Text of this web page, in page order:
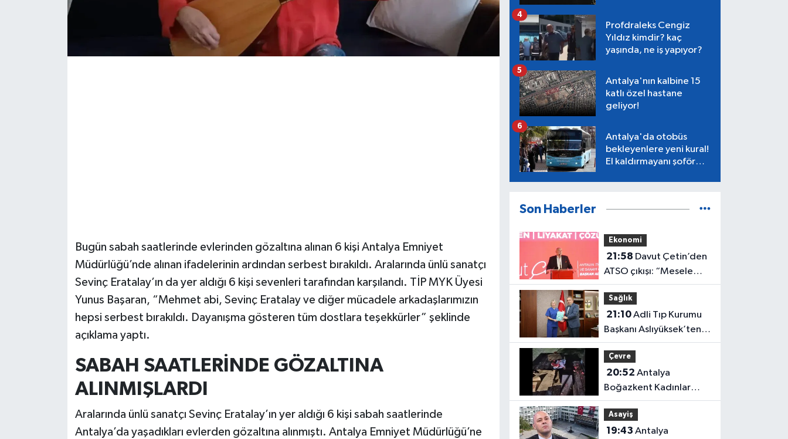
Bugün sabah saatlerinde evlerinden gözaltına alınan 6 kişi Antalya Emniyet
Müdürlüğü’nde alınan ifadelerinin ardından serbest bırakıldı. Aralarında ünlü sanatçı
Sevinç Eratalay’ın da yer aldığı 6 kişi sevenleri tarafından karşılandı. TİP MYK Üyesi
Yunus Başaran, “Mehmet abi, Sevinç Eratalay ve diğer mücadele arkadaşlarımızın
hepsi serbest bırakıldı. Dayanışma gösteren tüm dostlara teşekkürler” şeklinde
açıklama yaptı.
SABAH SAATLERİNDE GÖZALTINA
ALINMIŞLARDI
Aralarında ünlü sanatçı Sevinç Eratalay’ın yer aldığı 6 kişi sabah saatlerinde
Antalya’da yaşadıkları evlerden gözaltına alınmıştı. Antalya Emniyet Müdürlüğü’ne
Profdraleks Cengiz
Yıldız kimdir? kaç
yaşında, ne iş yapıyor?
4
Antalya'nın kalbine 15
katlı özel hastane
geliyor!
5
Antalya'da otobüs
bekleyenlere yeni kural!
El kaldırmayanı şoför
6
Son Haberler
Ekonomi
21:58
ATSO çıkışı: “Mesele
Antalya’nın geleceği”
Sağlık
21:10Adli Tıp Kurumu
Başkanı Aslıyüksek’ten
Rektör Özkan'a davet
Çevre
20:52
Boğazkent Kadınlar
Plajı’nda bırakılan çöpler
tepki çekti
Asayiş
19:43